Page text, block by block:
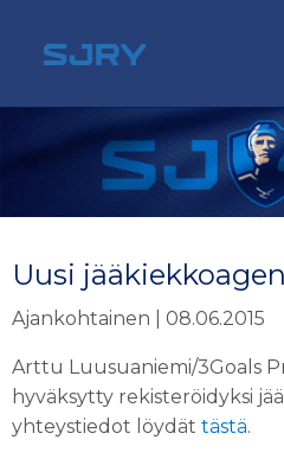
Uusi
Ajankohtainen | 08.06.2015
Arttu Luusuaniemi/3Goals
hyväksytty rekisteröidyksi
yhteystiedot löydät tästä.